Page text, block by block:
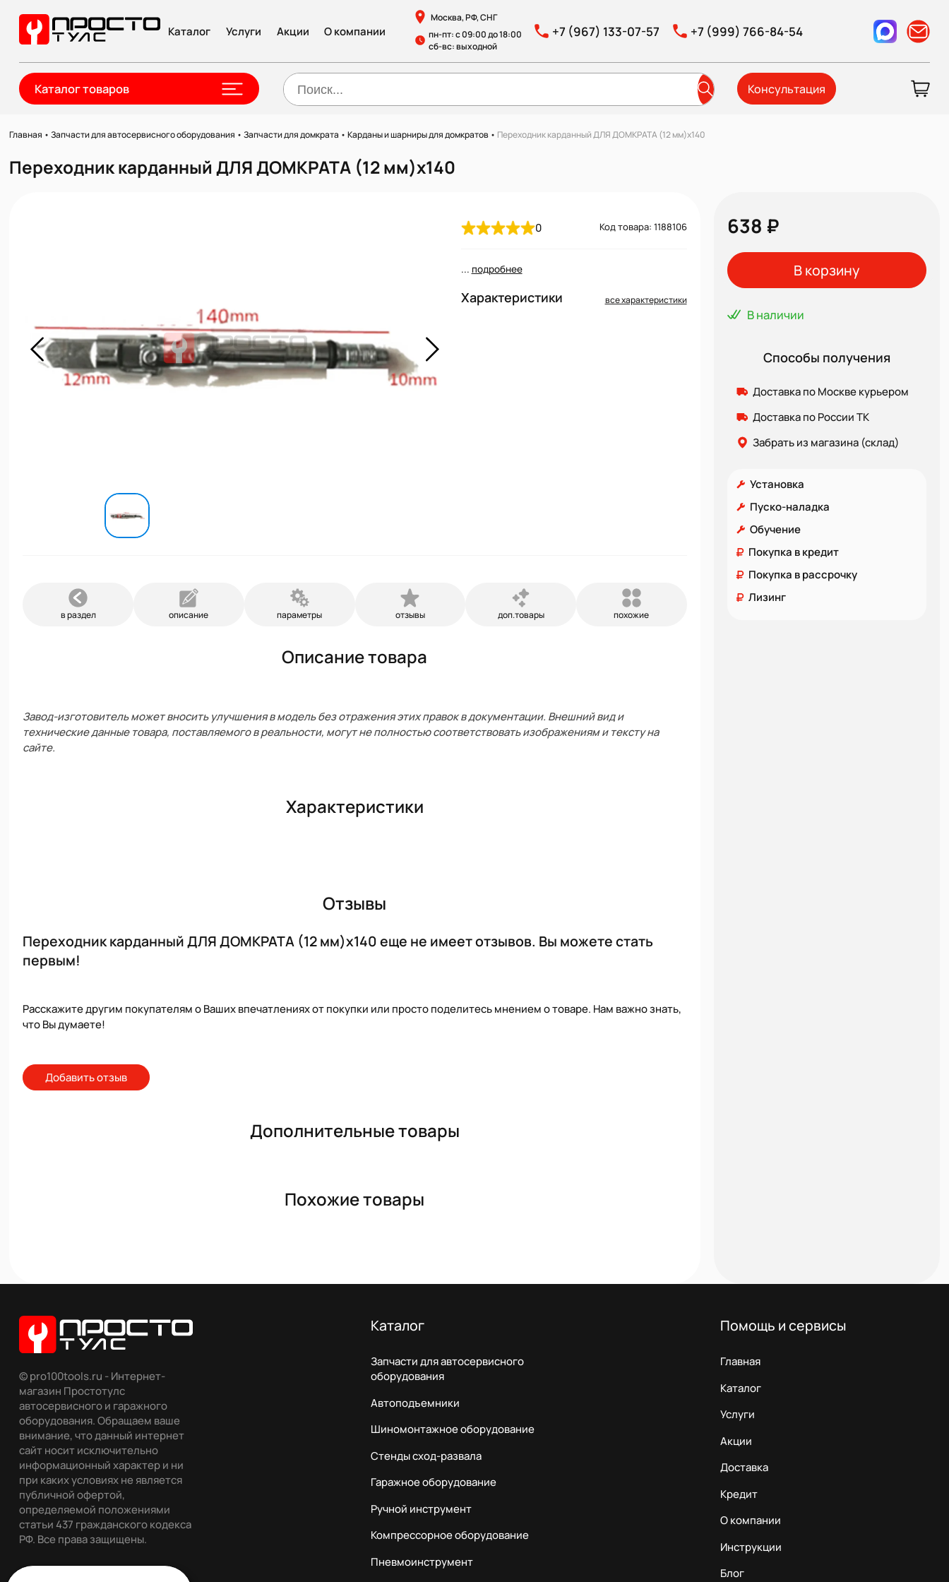
Каталог Услуги Акции О компании
Москва, РФ, СНГ
пн-пт: с 09:00 до 18:00
сб-вс: выходной
+7 (967) 133-07-57 +7 (999) 766-84-54
Каталог товаров Консультация
Главная •Запчасти для автосервисного оборудования •Запчасти для домкрата •Карданы и шарниры для домкратов • Переходник карданный ДЛЯ ДОМКРАТА (12 мм)х140
Переходник карданный ДЛЯ ДОМКРАТА (12 мм)х140
0 Код товара: 1188106
... подробнее
Характеристики все характеристики
в раздел описание параметры отзывы доп.товары похожие
Описание товара
Завод-изготовитель может вносить улучшения в модель без отражения этих правок в документации. Внешний вид и
технические данные товара, поставляемого в реальности, могут не полностью соответствовать изображениям и тексту на
сайте.
Характеристики
Отзывы
Переходник карданный ДЛЯ ДОМКРАТА (12 мм)х140 еще не имеет отзывов. Вы можете стать
первым!
Расскажите другим покупателям о Ваших впечатлениях от покупки или просто поделитесь мнением о товаре. Нам важно знать,
что Вы думаете!
Добавить отзыв
Дополнительные товары
Похожие товары
638 ₽
В корзину
В наличии
Способы получения
Доставка по Москве курьером
Доставка по России ТК
Забрать из магазина (склад)
Установка
Пуско-наладка
Обучение
Покупка в кредит
Покупка в рассрочку
Лизинг
© pro100tools.ru - Интернет-
магазин Простотулс
автосервисного и гаражного
оборудования. Обращаем ваше
внимание, что данный интернет
сайт носит исключительно
информационный характер и ни
при каких условиях не является
публичной офертой,
определяемой положениями
статьи 437 гражданского кодекса
РФ. Все права защищены.
Каталог
Запчасти для автосервисного
оборудования
Автоподъемники
Шиномонтажное оборудование
Стенды сход-развала
Гаражное оборудование
Ручной инструмент
Компрессорное оборудование
Пневмоинструмент
Помощь и сервисы
Главная
Каталог
Услуги
Акции
Доставка
Кредит
О компании
Инструкции
Блог